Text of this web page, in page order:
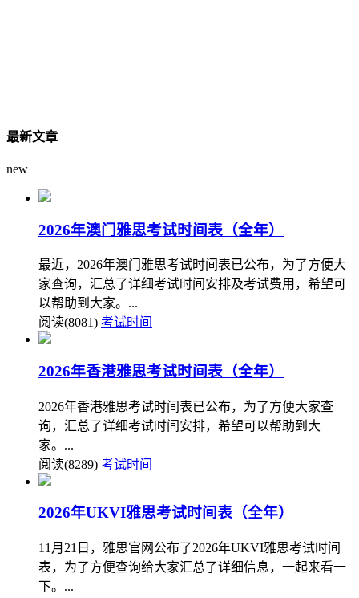
最新文章
new
2026年澳门雅思考试时间表（全年）
最近，2026年澳门雅思考试时间表已公布，为了方便大
家查询，汇总了详细考试时间安排及考试费用，希望可
以帮助到大家。...
阅读(8081) 考试时间
2026年香港雅思考试时间表（全年）
2026年香港雅思考试时间表已公布，为了方便大家查
询，汇总了详细考试时间安排，希望可以帮助到大
家。...
阅读(8289) 考试时间
2026年UKVI雅思考试时间表（全年）
11月21日，雅思官网公布了2026年UKVI雅思考试时间
表，为了方便查询给大家汇总了详细信息，一起来看一
下。...